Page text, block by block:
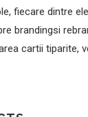
fiecare dintre
brandingsi
cartii tiparite,